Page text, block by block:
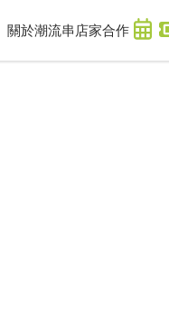
關於潮流串 店家合作